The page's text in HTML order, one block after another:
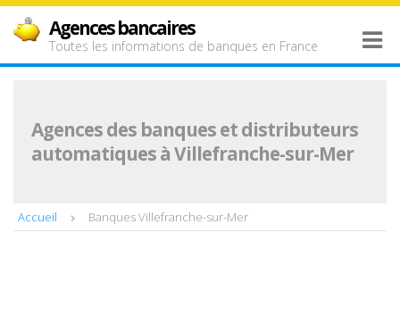
Agences bancaires
Toutes les informations de banques en France
Agences des banques et distributeurs
automatiques à Villefranche-sur-Mer
Accueil Banques Villefranche-sur-Mer